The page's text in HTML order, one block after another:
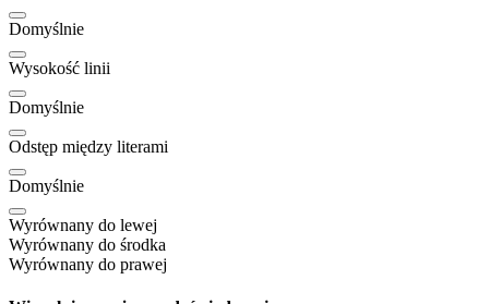
Domyślnie
Wysokość linii
Domyślnie
Odstęp między literami
Domyślnie
Wyrównany do lewej
Wyrównany do środka
Wyrównany do prawej